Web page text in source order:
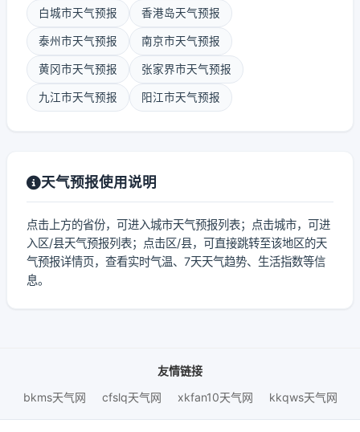
白城市天气预报 香港岛天气预报
泰州市天气预报 南京市天气预报
黄冈市天气预报 张家界市天气预报
九江市天气预报 阳江市天气预报
天气预报使用说明
点击上方的省份，可进入城市天气预报列表；点击城市，可进
入区/县天气预报列表；点击区/县，可直接跳转至该地区的天
气预报详情页，查看实时气温、7天天气趋势、生活指数等信
息。
友情链接
bkms天气网
cfslq天气网 xkfan10天气网 kkqws天气网